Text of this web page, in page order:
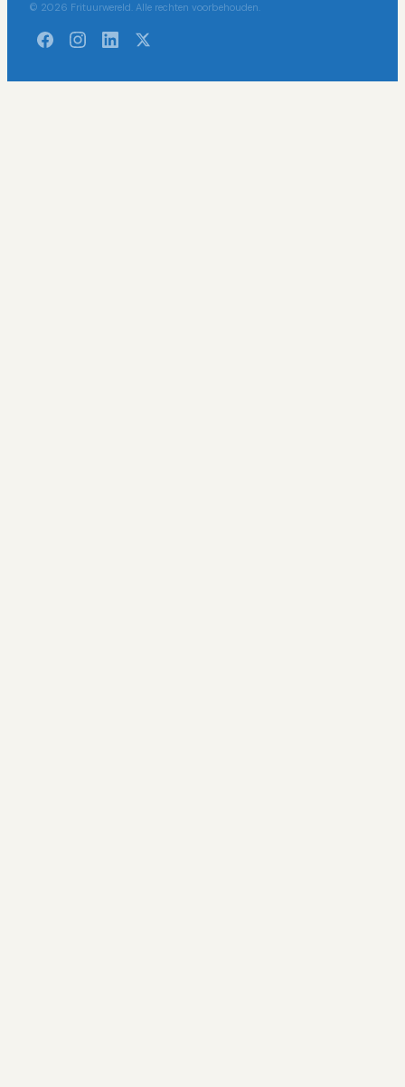
© 2026 Frituurwereld. Alle rechten voorbehouden.